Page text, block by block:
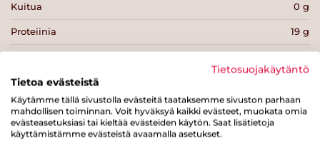
Kuitua 0 g
Proteiinia 19 g
Tulosta sivu Jaa tuote
Tietosuojakäytäntö
Tietoa evästeistä
Käytämme tällä sivustolla evästeitä taataksemme sivuston parhaan
mahdollisen toiminnan. Voit hyväksyä kaikki evästeet, muokata omia
evästeasetuksiasi tai kieltää evästeiden käytön. Saat lisätietoja
käyttämistämme evästeistä avaamalla asetukset.